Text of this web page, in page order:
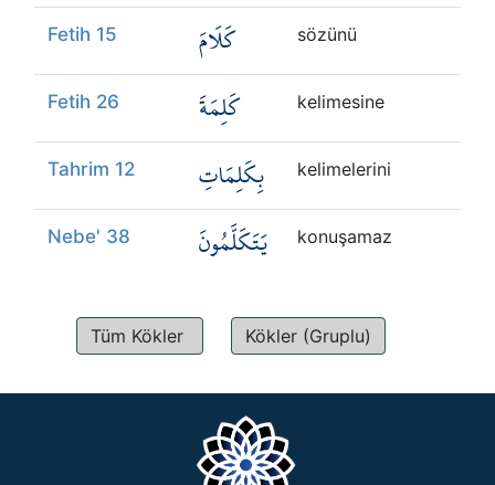
Fetih 15 كَلَامَ sözünü
Fetih 26 كَلِمَةَ kelimesine
Tahrim 12 بِكَلِمَاتِ kelimelerini
Nebe' 38 يَتَكَلَّمُونَ konuşamaz
Tüm Kökler Kökler (Gruplu)